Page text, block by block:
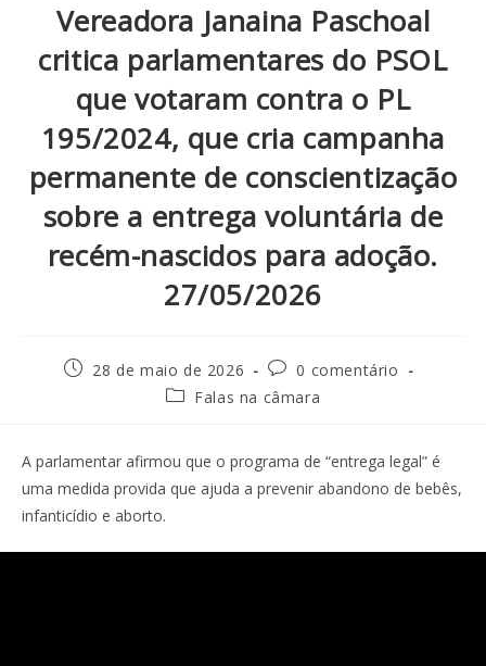
Vereadora Janaina Paschoal
critica parlamentares do PSOL
que votaram contra o PL
195/2024, que cria campanha
permanente de conscientização
sobre a entrega voluntária de
recém-nascidos para adoção.
27/05/2026
28 de maio de 2026
0 comentário
Falas na câmara
A parlamentar afirmou que o programa de “entrega legal” é
uma medida provida que ajuda a prevenir abandono de bebês,
infanticídio e aborto.